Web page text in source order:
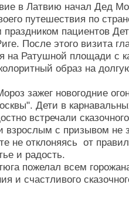
в Латвию начал Дед
путешествия по
пациентов
После этого визита
на Ратушной площади с
образ на
зажег новогодние
Дети в
встречали
взрослым с призывом не
не отклоняясь от
и радость.
пожелал всем
и счастливого